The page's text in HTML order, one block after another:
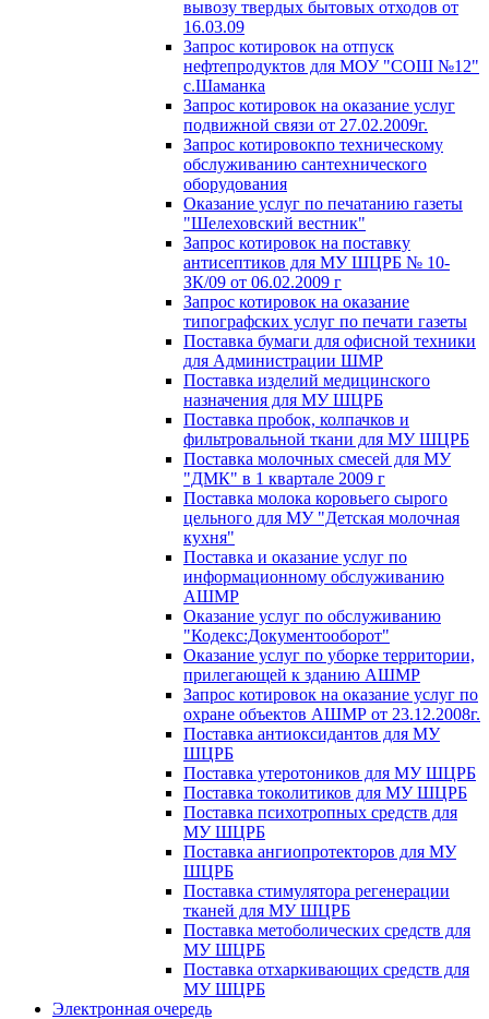
вывозу твердых бытовых отходов от
16.03.09
Запрос котировок на отпуск
нефтепродуктов для МОУ "СОШ №12"
с.Шаманка
Запрос котировок на оказание услуг
подвижной связи от 27.02.2009г.
Запрос котировокпо техническому
обслуживанию сантехнического
оборудования
Оказание услуг по печатанию газеты
"Шелеховский вестник"
Запрос котировок на поставку
антисептиков для МУ ШЦРБ № 10-
ЗК/09 от 06.02.2009 г
Запрос котировок на оказание
типографских услуг по печати газеты
Поставка бумаги для офисной техники
для Администрации ШМР
Поставка изделий медицинского
назначения для МУ ШЦРБ
Поставка пробок, колпачков и
фильтровальной ткани для МУ ШЦРБ
Поставка молочных смесей для МУ
"ДМК" в 1 квартале 2009 г
Поставка молока коровьего сырого
цельного для МУ "Детская молочная
кухня"
Поставка и оказание услуг по
информационному обслуживанию
АШМР
Оказание услуг по обслуживанию
"Кодекс:Документооборот"
Оказание услуг по уборке территории,
прилегающей к зданию АШМР
Запрос котировок на оказание услуг по
охране объектов АШМР от 23.12.2008г.
Поставка антиоксидантов для МУ
ШЦРБ
Поставка утеротоников для МУ ШЦРБ
Поставка токолитиков для МУ ШЦРБ
Поставка психотропных средств для
МУ ШЦРБ
Поставка ангиопротекторов для МУ
ШЦРБ
Поставка стимулятора регенерации
тканей для МУ ШЦРБ
Поставка метоболических средств для
МУ ШЦРБ
Поставка отхаркивающих средств для
МУ ШЦРБ
Электронная очередь